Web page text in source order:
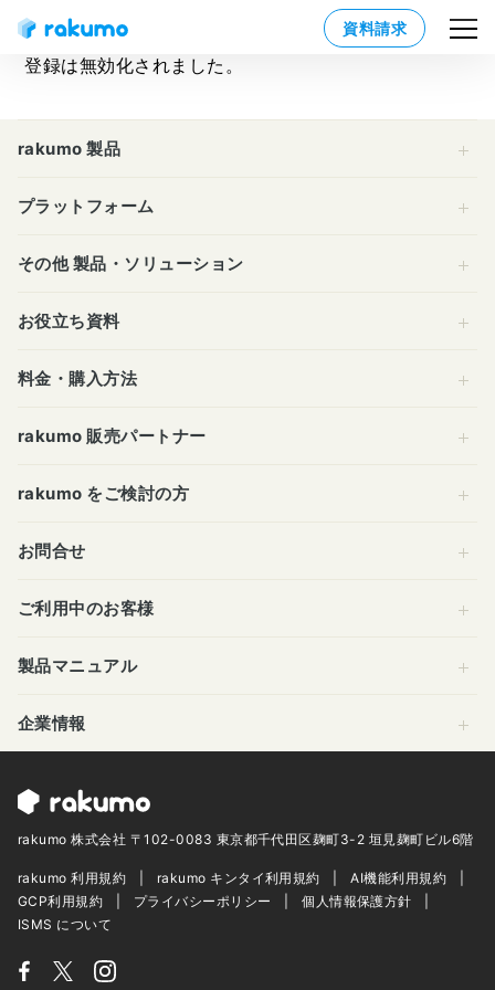
資料請求
登録は無効化されました。
rakumo 製品
プラットフォーム
その他 製品・ソリューション
お役立ち資料
料金・購入方法
rakumo 販売パートナー
rakumo をご検討の方
お問合せ
ご利用中のお客様
製品マニュアル
企業情報
rakumo 株式会社 〒102-0083 東京都千代田区麹町3-2 垣見麹町ビル6階
rakumo 利用規約 rakumo キンタイ利用規約
AI機能利用規約
GCP利用規約
プライバシーポリシー
個人情報保護方針
ISMS について